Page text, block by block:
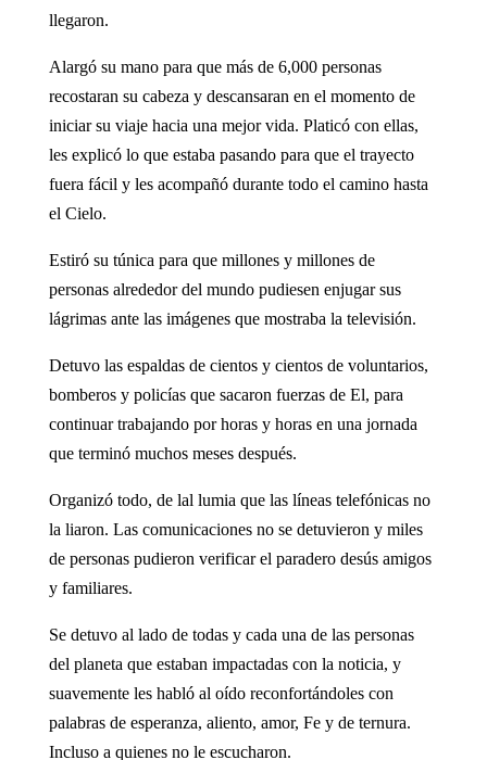
llegaron.
Alargó su mano para que más de 6,000 personas
recostaran su cabeza y descansaran en el mo­mento de
iniciar su viaje hacia una mejor vida. Platicó con ellas,
les explicó lo que estaba pasan­do para que el trayecto
fuera fá­cil y les acompañó durante todo el camino hasta
el Cielo.
Estiró su túnica para que mi­llones y millones de
personas al­rededor del mundo pudiesen en­jugar sus
lágrimas ante las imá­genes que mostraba la televisión.
Detuvo las espaldas de cien­tos y cientos de voluntarios,
bomberos y policías que saca­ron fuerzas de El, para
continuar trabajando por horas y horas en una jornada
que terminó muchos meses después.
Organizó todo, de lal lumia que las líneas telefónicas no
la liaron. Las comunicaciones no se detuvieron y miles
de personas pudieron verificar el paradero de­sús amigos
y familiares.
Se detuvo al lado de todas y cada una de las personas
del pla­neta que estaban impactadas con la noticia, y
suavemente les ha­bló al oído reconfortándoles con
palabras de esperanza, aliento, amor, Fe y de ternura.
Incluso a quienes no le escucharon.